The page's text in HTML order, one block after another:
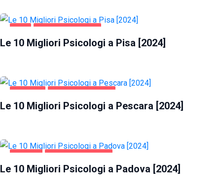
PISA SALUTE E BELLEZZA
Le 10 Migliori Psicologi a Pisa [2024]
PESCARA SALUTE E BELLEZZA
Le 10 Migliori Psicologi a Pescara [2024]
PADOVA SALUTE E BELLEZZA
Le 10 Migliori Psicologi a Padova [2024]